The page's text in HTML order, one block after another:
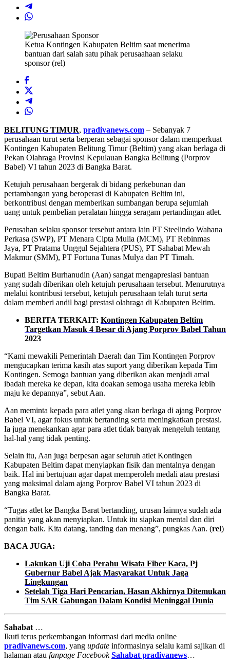
Ketua Kontingen Kabupaten Beltim saat menerima
bantuan dari salah satu pihak perusaahaan selaku
sponsor (rel)
BELITUNG TIMUR, pradivanews.com – Sebanyak 7
perusahaan turut serta berperan sebagai sponsor dalam memperkuat
Kontingen Kabupaten Belitung Timur (Beltim) yang akan berlaga di
Pekan Olahraga Provinsi Kepulauan Bangka Belitung (Porprov
Babel) VI tahun 2023 di Bangka Barat.
Ketujuh perusahaan bergerak di bidang perkebunan dan
pertambangan yang beroperasi di Kabupaten Beltim ini,
berkontribusi dengan memberikan sumbangan berupa sejumlah
uang untuk pembelian peralatan hingga seragam pertandingan atlet.
Perusahan selaku sponsor tersebut antara lain PT Steelindo Wahana
Perkasa (SWP), PT Menara Cipta Mulia (MCM), PT Rebinmas
Jaya, PT Pratama Unggul Sejahtera (PUS), PT Sahabat Mewah
Makmur (SMM), PT Fortuna Tunas Mulya dan PT Timah.
Bupati Beltim Burhanudin (Aan) sangat mengapresiasi bantuan
yang sudah diberikan oleh ketujuh perusahaan tersebut. Menurutnya
melalui kontribusi tersebut, ketujuh perusahaan telah turut serta
dalam memberi andil bagi prestasi olahraga di Kabupaten Beltim.
BERITA TERKAIT: Kontingen Kabupaten Beltim
Targetkan Masuk 4 Besar di Ajang Porprov Babel Tahun
2023
“Kami mewakili Pemerintah Daerah dan Tim Kontingen Porprov
mengucapkan terima kasih atas suport yang diberikan kepada Tim
Kontingen. Semoga bantuan yang diberikan akan menjadi amal
ibadah mereka ke depan, kita doakan semoga usaha mereka lebih
maju ke depannya”, sebut Aan.
Aan meminta kepada para atlet yang akan berlaga di ajang Porprov
Babel VI, agar fokus untuk bertanding serta meningkatkan prestasi.
Ia juga menekankan agar para atlet tidak banyak mengeluh tentang
hal-hal yang tidak penting.
Selain itu, Aan juga berpesan agar seluruh atlet Kontingen
Kabupaten Beltim dapat menyiapkan fisik dan mentalnya dengan
baik. Hal ini bertujuan agar dapat memperoleh medali atau prestasi
yang maksimal dalam ajang Porprov Babel VI tahun 2023 di
Bangka Barat.
“Tugas atlet ke Bangka Barat bertanding, urusan lainnya sudah ada
panitia yang akan menyiapkan. Untuk itu siapkan mental dan diri
dengan baik. Kita datang, tanding dan menang”, pungkas Aan. (rel)
BACA JUGA:
Lakukan Uji Coba Perahu Wisata Fiber Kaca, Pj
Gubernur Babel Ajak Masyarakat Untuk Jaga
Lingkungan
Setelah Tiga Hari Pencarian, Hasan Akhirnya Ditemukan
Tim SAR Gabungan Dalam Kondisi Meninggal Dunia
Sahabat …
Ikuti terus perkembangan informasi dari media online
pradivanews.com, yang update informasinya selalu kami sajikan di
halaman atau fanpage Facebook Sahabat pradivanews…